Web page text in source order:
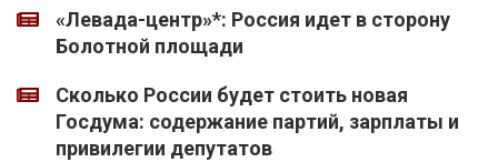
«Левада-центр»*: Россия идет в сторону
Болотной площади
Сколько России будет стоить новая
Госдума: содержание партий, зарплаты и
привилегии депутатов